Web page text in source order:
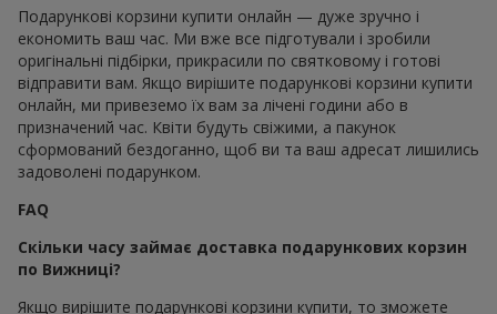
Подарункові корзини купити онлайн — дуже зручно і
економить ваш час. Ми вже все підготували і зробили
оригінальні підбірки, прикрасили по святковому і готові
відправити вам. Якщо вирішите подарункові корзини купити
онлайн, ми привеземо їх вам за лічені години або в
призначений час. Квіти будуть свіжими, а пакунок
сформований бездоганно, щоб ви та ваш адресат лишились
задоволені подарунком.
FAQ
Скільки часу займає доставка подарункових корзин
по Вижниці?
Якщо вирішите подарункові корзини купити, то зможете